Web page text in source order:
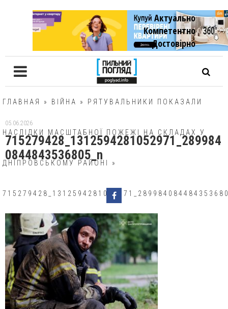
Актуально
Компетентно
Достовiрно
ГЛАВНАЯ » ВІЙНА » РЯТУВАЛЬНИКИ ПОКАЗАЛИ
НАСЛІДКИ МАСШТАБНОЇ ПОЖЕЖІ НА СКЛАДАХ У
ДНІПРОВСЬКОМУ РАЙОНІ »
05.06.2026
715279428_1312594281052971_289984
0844843536805_n